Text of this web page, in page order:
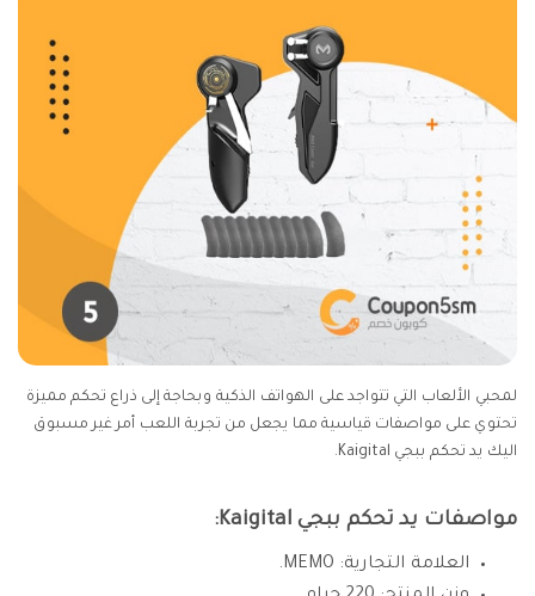
لمحبي الألعاب التي تتواجد على الهواتف الذكية وبحاجة إلى ذراع تحكم مميزة
تحتوي على مواصفات قياسية مما يجعل من تجربة اللعب أمر غير مسبوق
اليك يد تحكم ببجي Kaigital.
مواصفات يد تحكم ببجي Kaigital:
العلامة التجارية: MEMO.